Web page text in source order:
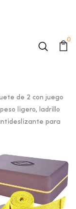
0
de 2 con juego
ligero, ladrillo
para